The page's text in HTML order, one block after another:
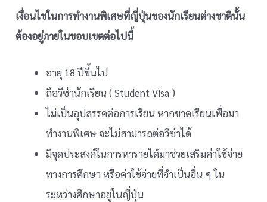
เงื่อนไขในการทำงานพิเศษที่ญี่ปุ่นของนักเรียนต่างชาตินั้น
ต้องอยู่ภายในขอบเขตต่อไปนี้
อายุ 18 ปีขึ้นไป
ถือวีซ่านักเรียน ( Student Visa )
ไม่เป็นอุปสรรคต่อการเรียน หากขาดเรียนเพื่อมา
ทำงานพิเศษ จะไม่สามารถต่อวีซ่าได้
มีจุดประสงค์ในการหารายได้มาช่วยเสริมค่าใช้จ่าย
ทางการศึกษา หรือค่าใช้จ่ายที่จำเป็นอื่น ๆ ใน
ระหว่างศึกษาอยู่ในญี่ปุ่น